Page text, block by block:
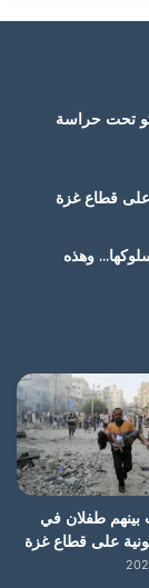
تحت حراسة
على قطاع غزة
وهذه
بينهم طفلان في
على قطاع غزة